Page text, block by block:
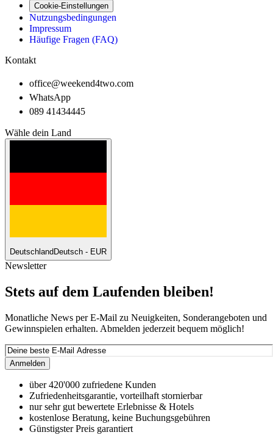
Cookie-Einstellungen
Nutzungsbedingungen
Impressum
Häufige Fragen (FAQ)
Kontakt
office@weekend4two.com
WhatsApp
089 41434445
Wähle dein Land
Deutschland Deutsch - EUR
Newsletter
Stets auf dem Laufenden bleiben!
Monatliche News per E-Mail zu Neuigkeiten, Sonderangeboten und
Gewinnspielen erhalten. Abmelden jederzeit bequem möglich!
Anmelden
über 420'000 zufriedene Kunden
Zufriedenheitsgarantie, vorteilhaft stornierbar
nur sehr gut bewertete Erlebnisse & Hotels
kostenlose Beratung, keine Buchungsgebühren
Günstigster Preis garantiert